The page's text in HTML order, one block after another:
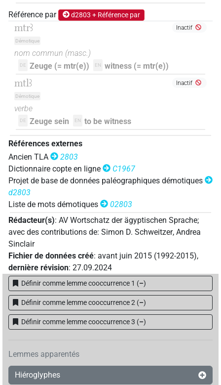
Référence par d2803 + Référence par
mtrꜣ
Démotique
Inactif
nom commun (masc. )
DE Zeuge (= mtr(e)) EN witness (= mtr(e))
mtlꜣ
Démotique
Inactif
verbe
DE Zeuge sein EN to be witness
Références externes
Ancien TLA
2803
Dictionnaire copte en ligne
C1967
Projet de base de données paléographiques démotiques
d2803
Liste de mots démotiques
02803
Rédacteur(s): AV Wortschatz der ägyptischen Sprache;
avec des contributions de: Simon D. Schweitzer, Andrea
Sinclair
Fichier de données créé: avant juin 2015 (1992-2015),
dernière révision: 27.09.2024
Définir comme lemme cooccurrence 1 (–)
Définir comme lemme cooccurrence 2 (–)
Définir comme lemme cooccurrence 3 (–)
Lemmes apparentés
Hiéroglyphes